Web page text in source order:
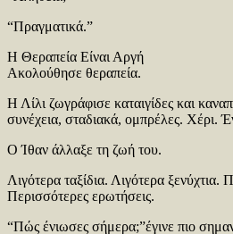
“Πραγματικά.”
Η Θεραπεία Είναι Αργή
Ακολούθησε θεραπεία.
Η Λίλι ζωγράφισε καταιγίδες και
συνέχεια, σταδιακά, ομπρέλες. Χέρι.
Ο Ίθαν άλλαξε τη ζωή του.
Λιγότερα ταξίδια. Λιγότερα ξενύχτια.
Περισσότερες ερωτήσεις.
“Πώς ένιωσες σήμερα;”έγινε πιο